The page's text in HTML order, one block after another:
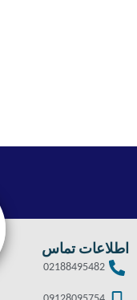
اطلاعات تماس
02188495482